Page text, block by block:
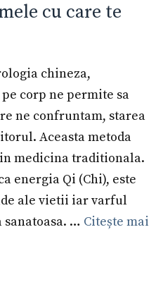
cu care te
chineza,
corp ne permite sa
ne confruntam, starea
Aceasta metoda
medicina traditionala.
energia Qi (Chi), este
ale vietii iar varful
sanatoasa. … Citește mai